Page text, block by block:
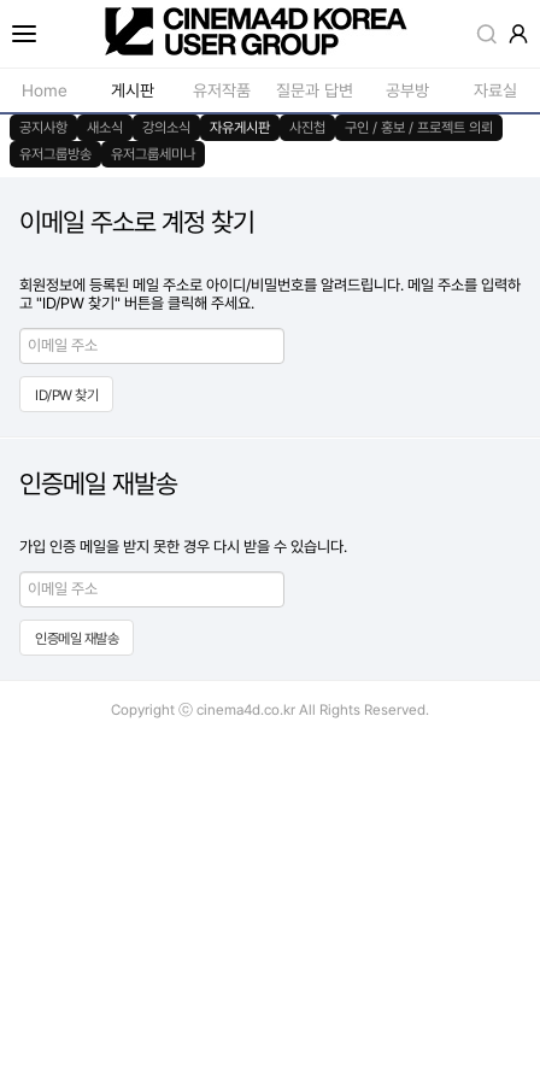
Home 게시판
공지사항
자유게시판
사진첩
구인 / 홍보 / 프로젝트 의뢰
유저그룹방송
유저작품 질문과 답변 공부방 자료실
라이팅 / 렌더
공지사항 새소식 강의소식 자유게시판 사진첩
구인 / 홍보 / 프로젝트 의뢰
유저그룹방송
유저그룹세미나
이메일 주소로 계정 찾기
회원정보에 등록된 메일 주소로 아이디/비밀번호를 알려드립니다. 메일 주소를 입력하
고 "ID/PW 찾기" 버튼을 클릭해 주세요.
인증메일 재발송
가입 인증 메일을 받지 못한 경우 다시 받을 수 있습니다.
Copyright ⓒ cinema4d.co.kr All Rights Reserved.